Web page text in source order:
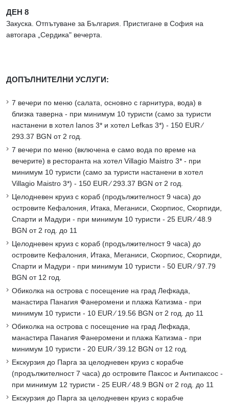
ДЕН 8
Закуска. Отпътуване за България. Пристигане в София на
автогара „Сердика" вечерта.
ДОПЪЛНИТЕЛНИ УСЛУГИ:
7 вечери по меню (салата, основно с гарнитура, вода) в
близка таверна - при минимум 10 туристи (само за туристи
настанени в хотел Ianos 3* и хотел Lefkas 3*) - 150 EUR ∕
293.37 BGN от 2 год.
7 вечери по меню (включена е само вода по време на
вечерите) в ресторанта на хотел Villagio Maistro 3* - при
минимум 10 туристи (само за туристи настанени в хотел
Villagio Maistro 3*) - 150 EUR ∕ 293.37 BGN от 2 год.
Целодневен круиз с кораб (продължителност 9 часа) до
островите Кeфалония, Итака, Меганиси, Скорпиос, Скорпиди,
Спарти и Мадури - при минимум 10 туристи - 25 EUR ∕ 48.9
BGN от 2 год. до 11
Целодневен круиз с кораб (продължителност 9 часа) до
островите Кeфалония, Итака, Меганиси, Скорпиос, Скорпиди,
Спарти и Мадури - при минимум 10 туристи - 50 EUR ∕ 97.79
BGN от 12 год.
Обиколка на острова с посещение на град Лефкада,
манастира Панагия Фанеромени и плажа Катизма - при
минимум 10 туристи - 10 EUR ∕ 19.56 BGN от 2 год. до 11
Обиколка на острова с посещение на град Лефкада,
манастира Панагия Фанеромени и плажа Катизма - при
минимум 10 туристи - 20 EUR ∕ 39.12 BGN от 12 год.
Екскурзия до Парга за целодневен круиз с корабче
(продължителност 7 часа) до островите Паксос и Антипаксос -
при минимум 12 туристи - 25 EUR ∕ 48.9 BGN от 2 год. до 11
Екскурзия до Парга за целодневен круиз с корабче